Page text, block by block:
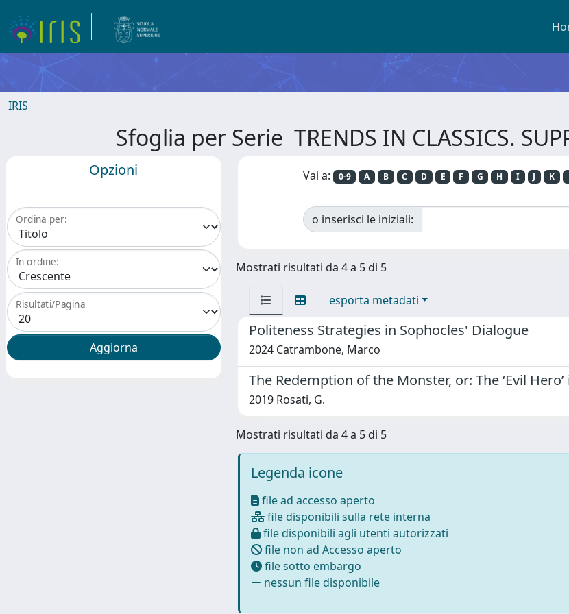
IRIS
Sfoglia per Serie TRENDS IN CLASSICS.
Opzioni
Ordina per:
In ordine:
Risultati/Pagina
Vai a: 0-9 A B C D E F G H I J K
o inserisci le iniziali:
Mostrati risultati da 4 a 5 di 5
esporta metadati
Politeness Strategies in Sophocles' Dialogue
2024 Catrambone, Marco
The Redemption of the Monster, or: The ‘Evil
2019 Rosati, G.
Mostrati risultati da 4 a 5 di 5
Legenda icone
file ad accesso aperto
file disponibili sulla rete interna
file disponibili agli utenti autorizzati
file non ad Accesso aperto
file sotto embargo
nessun file disponibile